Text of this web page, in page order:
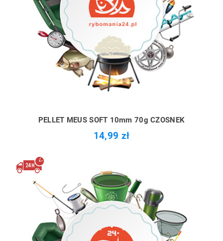
PELLET MEUS SOFT 10mm 70g CZOSNEK
14,99 zł